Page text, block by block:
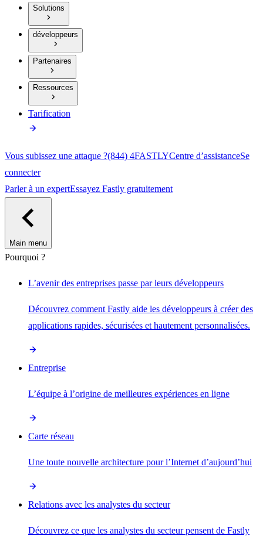
Solutions
développeurs
Partenaires
Ressources
Tarification
Vous subissez une attaque ?(844) 4FASTLYCentre d’assistanceSe
connecter
Parler à un expertEssayez Fastly gratuitement
Main menu
Pourquoi ?
L’avenir des entreprises passe par leurs développeurs
Découvrez comment Fastly aide les développeurs à créer des
applications rapides, sécurisées et hautement personnalisées.
Entreprise
L’équipe à l’origine de meilleures expériences en ligne
Carte réseau
Une toute nouvelle architecture pour l’Internet d’aujourd’hui
Relations avec les analystes du secteur
Découvrez ce que les analystes du secteur pensent de Fastly